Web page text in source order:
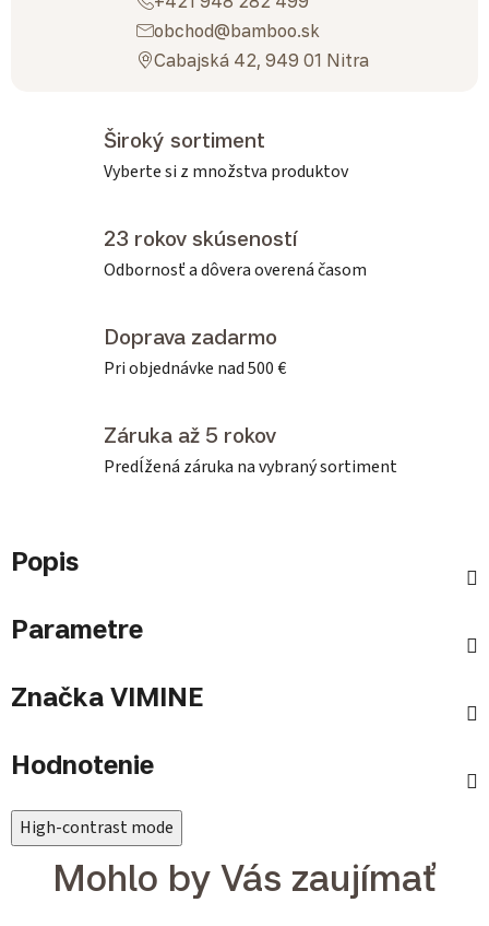
obchod@bamboo.sk
Cabajská 42, 949 01 Nitra
Široký sortiment
Vyberte si z množstva produktov
23 rokov skúseností
Odbornosť a dôvera overená časom
Doprava zadarmo
Pri objednávke nad 500 €
Záruka až 5 rokov
Predĺžená záruka na vybraný sortiment
Popis
Parametre
Značka VIMINE
Hodnotenie
High-contrast mode
Mohlo by Vás zaujímať